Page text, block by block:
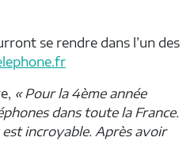
se rendre dans l’un des
« Pour la 4ème année
dans toute la France.
incroyable. Après avoir